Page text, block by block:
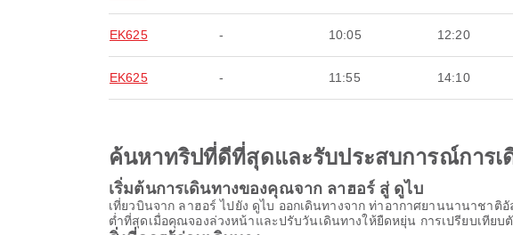
EK625 - 10:05 12:20
EK625 - 11:55 14:10
ค้นหาทริปที่ดีที่สุดและรับประสบการณ์การ
เริ่มต้นการเดินทางของคุณจาก ลาฮอร์ สู่ ดูไบ
เที่ยวบินจาก ลาฮอร์ ไปยัง ดูไบ ออกเดินทางจาก ท่าอากาศยานนานาชา
ต่ำที่สุดเมื่อคุณจองล่วงหน้าและปรับวันเดินทางให้ยืดหยุ่น การเปรียบเทียบ